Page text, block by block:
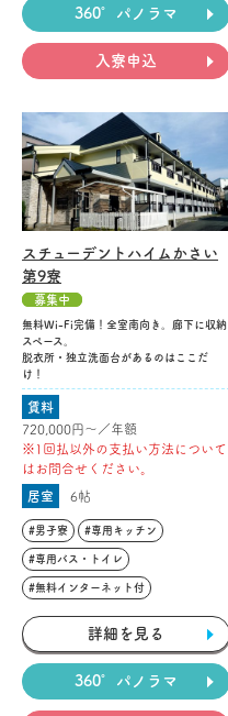
360°パノラマ
入寮申込
スチューデントハイムかさい
第9寮
募集中
無料Wi-Fi完備！全室南向き。廊下に収納
スペース。
脱衣所・独立洗面台があるのはここだ
け！
賃料
720,000円〜／年額
※1回払以外の支払い方法について
はお問合せください。
居室 6帖
#男子寮 #専用キッチン
#専用バス・トイレ
#無料インターネット付
詳細を見る
360°パノラマ